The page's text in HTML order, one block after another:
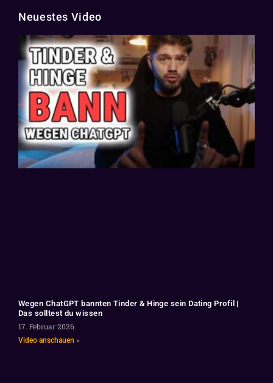
Neuestes Video
Wegen ChatGPT bannten Tinder & Hinge sein Dating Profil |
Das solltest du wissen
17. Februar 2026
Video anschauen »